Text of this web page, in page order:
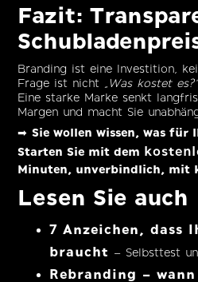
Fazit:
Branding ist eine Investition,
Frage ist nicht
„Was kostet
Eine starke Marke senkt
Margen und macht Sie
➡Sie wollen wissen, was für
Starten Sie mit dem
Minuten, unverbindlich, mit
Lesen Sie auch
7 Anzeichen, dass
braucht – Selbsttest
Rebranding –